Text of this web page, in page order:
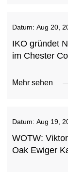
Datum: Aug 20,
IKO gründet
im Chester
Mehr sehen
Datum: Aug 19,
WOTW:
Oak Ewiger